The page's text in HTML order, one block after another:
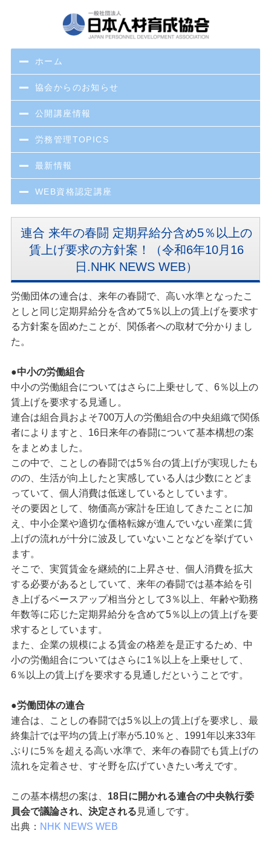
ホーム
協会からのお知らせ
公開講座情報
労務管理TOPICS
最新情報
WEB資格認定講座
連合 来年の春闘 定期昇給分含め5％以上の
賃上げ要求の方針案！（令和6年10月16
日.NHK NEWS WEB）
労働団体の連合は、来年の春闘で、高い水準となったこ
としと同じ定期昇給分を含めて5％以上の賃上げを要求す
る方針案を固めたことが、関係者への取材で分かりまし
た。
●中小の労働組合
中小の労働組合についてはさらに上乗せして、6％以上の
賃上げを要求する見通し。
連合は組合員およそ700万人の労働組合の中央組織で関係
者によりますと、16日来年の春闘について基本構想の案
をまとめました。
この中で、ことしの春闘では5％台の賃上げが実現したも
のの、生活が向上したと実感している人は少数にとどま
っていて、個人消費は低迷しているとしています。
その要因として、物価高が家計を圧迫してきたことに加
え、中小企業や適切な価格転嫁が進んでいない産業に賃
上げの流れが十分に波及していないことなどを挙げてい
ます。
そこで、実質賃金を継続的に上昇させ、個人消費を拡大
する必要があるとしていて、来年の春闘では基本給を引
き上げるベースアップ相当分として3％以上、年齢や勤務
年数等に応じた定期昇給分を含めて5％以上の賃上げを要
求するとしています。
また、企業の規模による賃金の格差を是正するため、中
小の労働組合についてはさらに1％以上を上乗せして、
6％以上の賃上げを要求する見通しだということです。
●労働団体の連合
連合は、ことしの春闘では5％以上の賃上げを要求し、最
終集計では平均の賃上げ率が5.10％と、1991年以来33年
ぶりに5％を超える高い水準で、来年の春闘でも賃上げの
流れを定着させ、すそ野を広げていきたい考えです。
この基本構想の案は、 18日に開かれる連合の中央執行委
員会で議論され、決定される 見通しです。
出典： NHK NEWS WEB